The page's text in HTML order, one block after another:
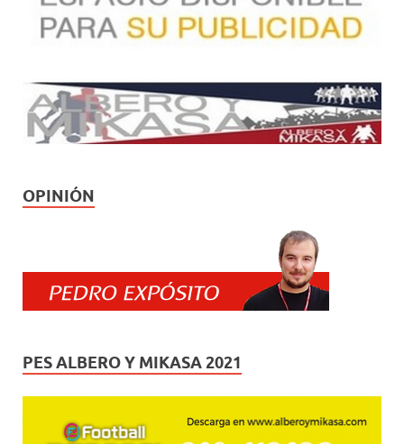
OPINIÓN
PES ALBERO Y MIKASA 2021